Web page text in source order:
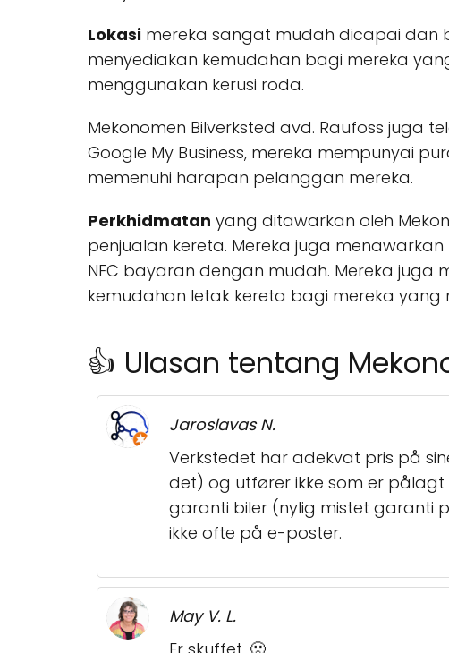
Lokasi mereka sangat mudah dicapai dan
menyediakan kemudahan bagi mereka
menggunakan kerusi roda.
Mekonomen Bilverksted avd. Raufoss juga
Google My Business, mereka mempunyai
memenuhi harapan pelanggan mereka.
Perkhidmatan yang ditawarkan oleh
penjualan kereta. Mereka juga
NFC bayaran dengan mudah. Mereka juga
kemudahan letak kereta bagi mereka yang
👍 Ulasan tentang
Jaroslavas N.
Verkstedet har adekvat pris på
det) og utfører ikke som er pålagt
garanti biler (nylig mistet garanti
ikke ofte på e-poster.
May V. L.